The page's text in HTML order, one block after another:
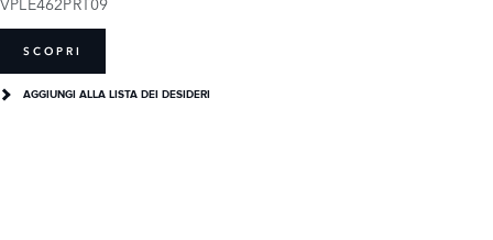
SCOPRI
AGGIUNGI ALLA LISTA DEI DESIDERI